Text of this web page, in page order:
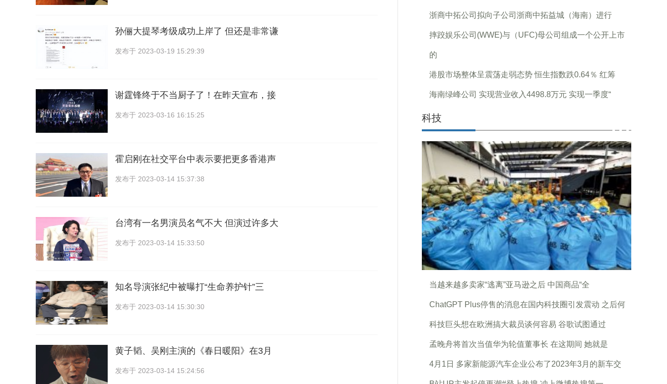
孙俪大提琴考级成功上岸了 但还是非常谦
发布于 2023-03-19 15:29:39
谢霆锋终于不当厨子了！在昨天宣布，接
发布于 2023-03-16 16:15:25
霍启刚在社交平台中表示要把更多香港声
发布于 2023-03-14 15:37:38
台湾有一名男演员名气不大 但演过许多大
发布于 2023-03-14 15:33:50
知名导演张纪中被曝打“生命养护针”三
发布于 2023-03-14 15:30:30
黄子韬、吴刚主演的《春日暖阳》在3月
发布于 2023-03-14 15:24:56
浙商中拓公司拟向子公司浙商中拓益城（海南）进行
摔跤娱乐公司(WWE)与（UFC)母公司组成一个公开上市
的
港股市场整体呈震荡走弱态势 恒生指数跌0.64％ 红筹
海南绿峰公司 实现营业收入4498.8万元 实现一季度“
科技
当越来越多卖家“逃离”亚马逊之后 中国商品“全
ChatGPT Plus停售的消息在国内科技圈引发震动 之后何
科技巨头想在欧洲搞大裁员谈何容易 谷歌试图通过
孟晚舟将首次当值华为轮值董事长 在这期间 她就是
4月1日 多家新能源汽车企业公布了2023年3月的新车交